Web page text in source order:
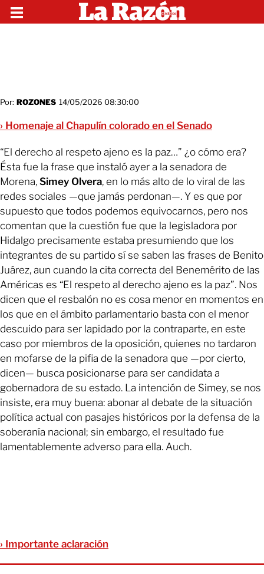
Por: ROZONES 14/05/2026 08:30:00
› Homenaje al Chapulín colorado en el Senado
“El derecho al respeto ajeno es la paz…” ¿o cómo era?
Ésta fue la frase que instaló ayer a la senadora de
Morena, Simey Olvera, en lo más alto de lo viral de las
redes sociales —que jamás perdonan—. Y es que por
supuesto que todos podemos equivocarnos, pero nos
comentan que la cuestión fue que la legisladora por
Hidalgo precisamente estaba presumiendo que los
integrantes de su partido sí se saben las frases de Benito
Juárez, aun cuando la cita correcta del Benemérito de las
Américas es “El respeto al derecho ajeno es la paz”. Nos
dicen que el resbalón no es cosa menor en momentos en
los que en el ámbito parlamentario basta con el menor
descuido para ser lapidado por la contraparte, en este
caso por miembros de la oposición, quienes no tardaron
en mofarse de la pifia de la senadora que —por cierto,
dicen— busca posicionarse para ser candidata a
gobernadora de su estado. La intención de Simey, se nos
insiste, era muy buena: abonar al debate de la situación
política actual con pasajes históricos por la defensa de la
soberanía nacional; sin embargo, el resultado fue
lamentablemente adverso para ella. Auch.
› Importante aclaración